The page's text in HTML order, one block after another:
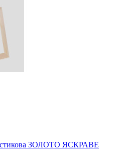
ЗОЛОТО ЯСКРАВЕ